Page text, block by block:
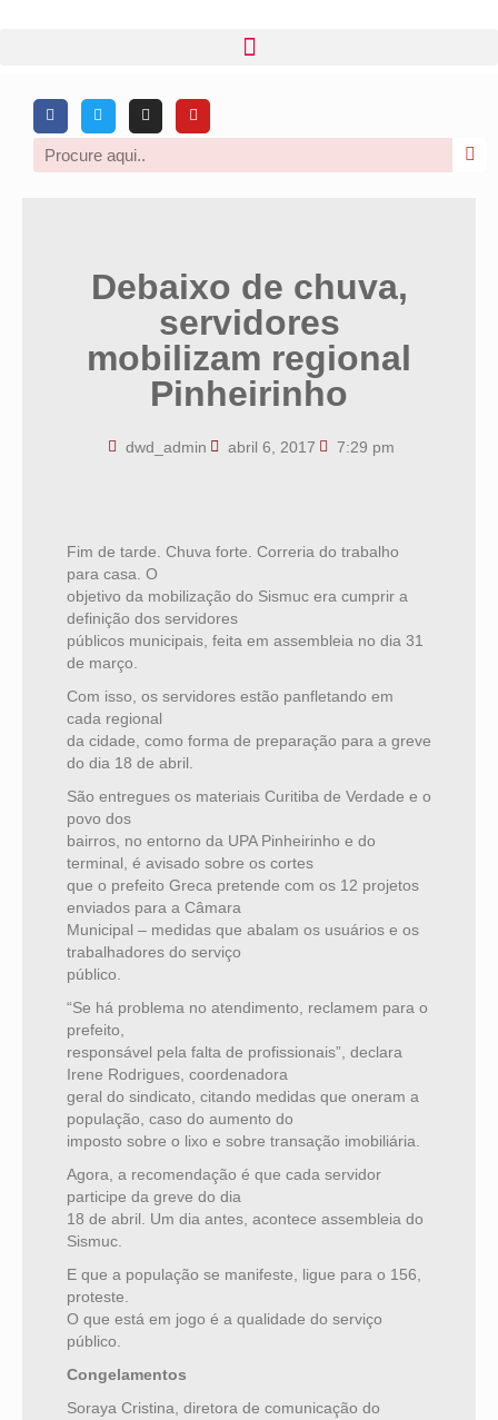
Debaixo de chuva,
servidores
mobilizam regional
Pinheirinho
dwd_admin abril 6, 2017 7:29 pm
Fim de tarde. Chuva forte. Correria do trabalho
para casa. O
objetivo da mobilização do Sismuc era cumprir a
definição dos servidores
públicos municipais, feita em assembleia no dia 31
de março.
Com isso, os servidores estão panfletando em
cada regional
da cidade, como forma de preparação para a greve
do dia 18 de abril.
São entregues os materiais Curitiba de Verdade e o
povo dos
bairros, no entorno da UPA Pinheirinho e do
terminal, é avisado sobre os cortes
que o prefeito Greca pretende com os 12 projetos
enviados para a Câmara
Municipal – medidas que abalam os usuários e os
trabalhadores do serviço
público.
“Se há problema no atendimento, reclamem para o
prefeito,
responsável pela falta de profissionais”, declara
Irene Rodrigues, coordenadora
geral do sindicato, citando medidas que oneram a
população, caso do aumento do
imposto sobre o lixo e sobre transação imobiliária.
Agora, a recomendação é que cada servidor
participe da greve do dia
18 de abril. Um dia antes, acontece assembleia do
Sismuc.
E que a população se manifeste, ligue para o 156,
proteste.
O que está em jogo é a qualidade do serviço
público.
Congelamentos
Soraya Cristina, diretora de comunicação do